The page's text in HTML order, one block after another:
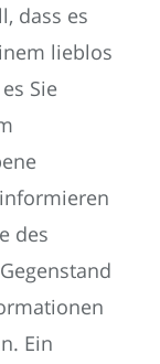
dass es
lieblos
Sie
des
Ein